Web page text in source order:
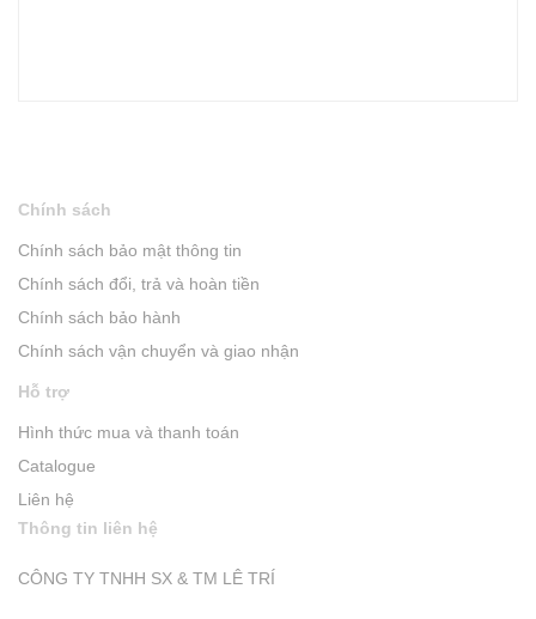
Chính sách
Chính sách bảo mật thông tin
Chính sách đổi, trả và hoàn tiền
Chính sách bảo hành
Chính sách vận chuyển và giao nhận
Hỗ trợ
Hình thức mua và thanh toán
Catalogue
Liên hệ
Thông tin liên hệ
CÔNG TY TNHH SX & TM LÊ TRÍ